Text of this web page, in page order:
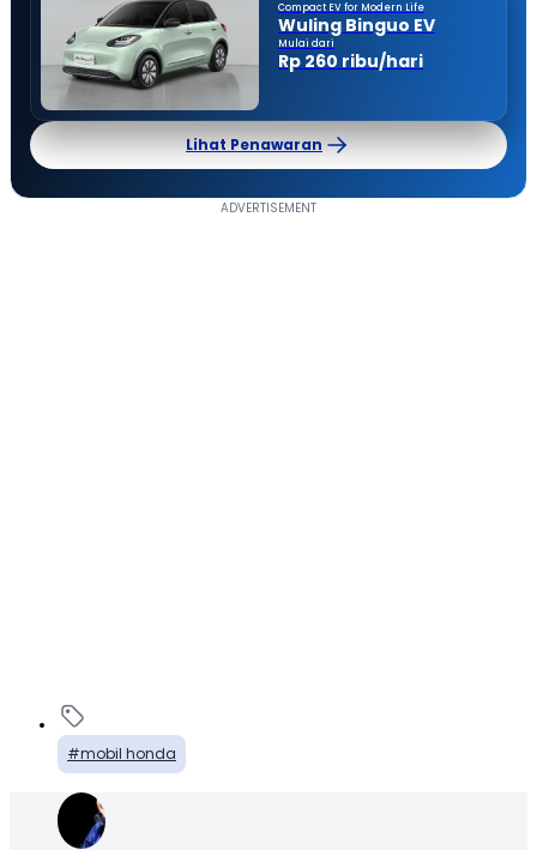
Compact EV for Modern Life
Wuling Binguo EV
Mulai dari
Rp 260 ribu/hari
Lihat Penawaran
mobil honda